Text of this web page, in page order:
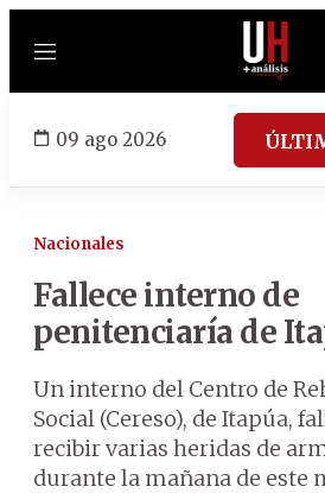
Menú
09 ago 2026
Nacionales
Fallece interno de
penitenciaría de
Un interno del Centro de
Social (Cereso), de Itapúa,
recibir varias heridas de
durante la mañana de este